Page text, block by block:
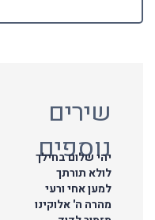
שירים
נוספים
יהי שלום בחילך
לולא תורתך
למען אחי ורעי
מהרה ה' אלוקינו